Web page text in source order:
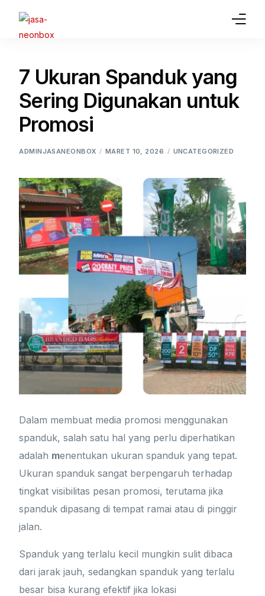
7 Ukuran Spanduk yang
Sering Digunakan untuk
Promosi
ADMINJASANEONBOX MARET 10, 2026 UNCATEGORIZED
Dalam membuat media promosi menggunakan
spanduk, salah satu hal yang perlu diperhatikan
adalah menentukan ukuran spanduk yang tepat.
Ukuran spanduk sangat berpengaruh terhadap
tingkat visibilitas pesan promosi, terutama jika
spanduk dipasang di tempat ramai atau di pinggir
jalan.
Spanduk yang terlalu kecil mungkin sulit dibaca
dari jarak jauh, sedangkan spanduk yang terlalu
besar bisa kurang efektif jika lokasi
Jasa Pembuatan Neon Box
Gallery
Contact Us